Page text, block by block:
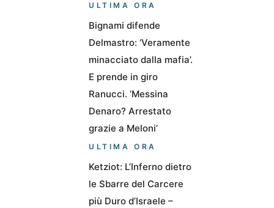
ULTIMA ORA
Bignami difende
Delmastro: ‘Veramente
minacciato dalla mafia’.
E prende in giro
Ranucci. ‘Messina
Denaro? Arrestato
grazie a Meloni’
ULTIMA ORA
Ketziot: L’Inferno dietro
le Sbarre del Carcere
più Duro d’Israele –